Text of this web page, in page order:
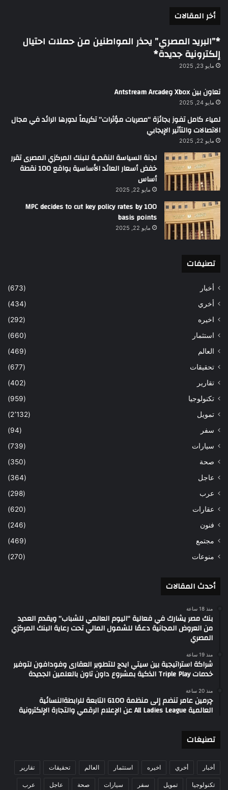
أخر المقالات
*”البريد المصري” يحذر المواطنين من حملات احتيال
إلكترونية جديدة*
مايو 23, 2025
تعاون بين Xbox وAntstream Arcade
مايو 24, 2025
لمياء كامل تفوز بجائزة “مصريات مؤثرات” تكريماً لدورها الرائد في مجال
الاتصالات والتأثير الإيجابي
مايو 22, 2025
لجنة السياسة النقديـة للبنك المركزي المصرى تقرر
خفض أسعار العائد الأساسية بواقع 100 نقطة
أساس
مايو 22, 2025
MPC decides to cut key policy rates by 100
basis points
مايو 22, 2025
تصنيفات
أخبار
(673)
أخري
(434)
اخيره
(292)
استثمار
(660)
العالم
(469)
تحقيقات
(677)
تقارير
(402)
تكنولوجيا
(959)
تمويل
(2٬132)
سفر
(94)
سيارات
(739)
صحة
(350)
عاجل
(364)
عرب
(298)
عقارات
(620)
فنون
(246)
مجتمع
(469)
منوعات
(270)
أحدث المقالات
منذ 18 ساعة
بنك مصر يشارك في فعالية “اليوم العالمي للشباب” ويقدم العديد
من العروض المجانية دعمًا للشمول المالي تحت رعاية البنك المركزي
المصري
منذ 19 ساعة
شراكة استراتيجية بين سيتي ايدج للتطوير العقارى وفودافون لتوفير
خدمات Triple Play الذكية بمشروع داون تاون بالعلمين الجديدة
منذ 20 ساعة
چرمين عامر تنضم إلى منظمة G100 التابعة للرابطةالنسائية
العالمية All Ladies League عن الإعلام الرقمي والتجارة الإلكترونية
تصنيغات
أخبار أخري اخيره استثمار العالم تحقيقات تقارير
تكنولوجيا تمويل سفر سيارات صحة عاجل عرب